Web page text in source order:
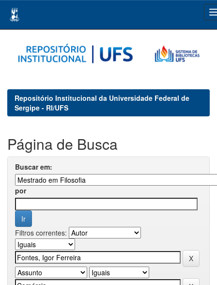
navigation
Repositório Institucional da Universidade Federal de
Sergipe - RI/UFS
Página de Busca
Buscar em:
por
Filtros correntes: